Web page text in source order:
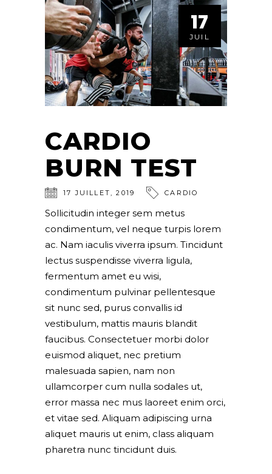
17
JUIL
CARDIO
BURN TEST
17 JUILLET,2019 CARDIO
Sollicitudin integer sem metus
condimentum, vel neque turpis lorem
ac. Nam iaculis viverra ipsum. Tincidunt
lectus suspendisse viverra ligula,
fermentum amet eu wisi,
condimentum pulvinar pellentesque
sit nunc sed, purus convallis id
vestibulum, mattis mauris blandit
faucibus. Consectetuer morbi dolor
euismod aliquet, nec pretium
malesuada sapien, nam non
ullamcorper cum nulla sodales ut,
error massa nec mus laoreet enim orci,
et vitae sed. Aliquam adipiscing urna
aliquet mauris ut enim, class aliquam
pharetra nunc tincidunt duis.